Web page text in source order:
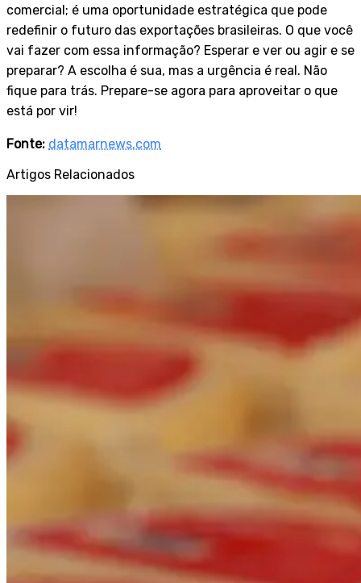
comercial; é uma oportunidade estratégica que pode
redefinir o futuro das exportações brasileiras. O que você
vai fazer com essa informação? Esperar e ver ou agir e se
preparar? A escolha é sua, mas a urgência é real. Não
fique para trás. Prepare-se agora para aproveitar o que
está por vir!
Fonte: datamarnews.com
Artigos Relacionados